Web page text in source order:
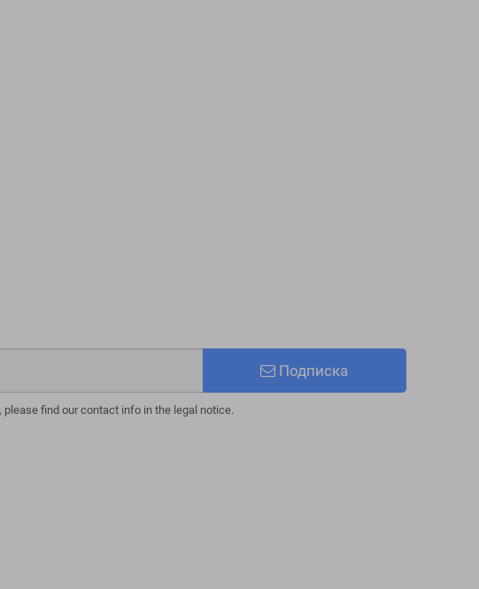
Подписка
find our contact info in the legal notice.